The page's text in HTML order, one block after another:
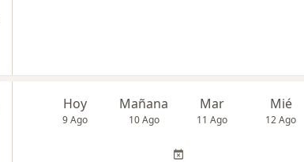
Hoy
9 Ago
Mañana
10 Ago
Mar
11 Ago
Mié
12 Ago